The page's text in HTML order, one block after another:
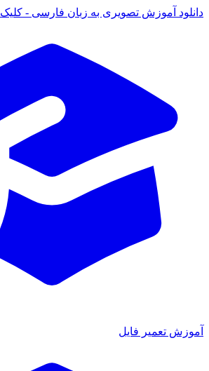
آموزش تصویری به زبان فارسی - کلیک کنید
تعمیر فایل